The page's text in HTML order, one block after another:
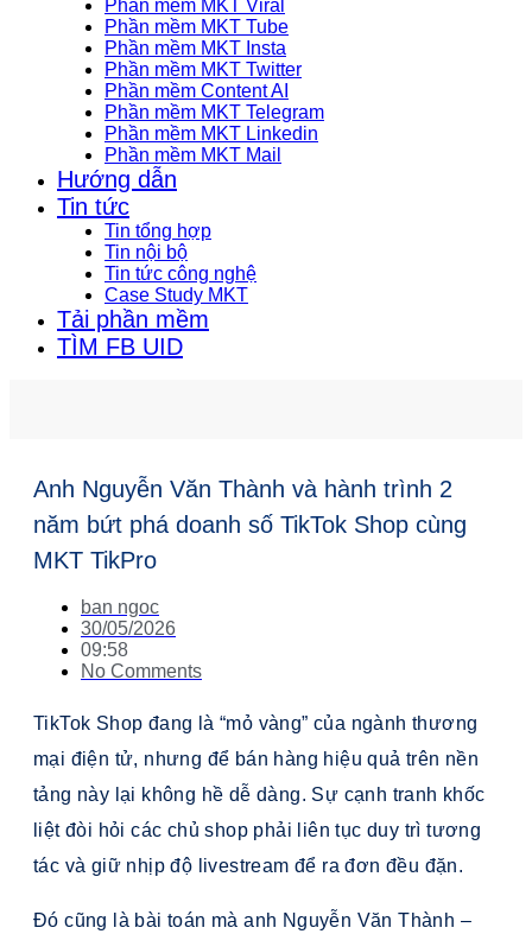
Phần mềm MKT Viral
Phần mềm MKT Tube
Phần mềm MKT Insta
Phần mềm MKT Twitter
Phần mềm Content AI
Phần mềm MKT Telegram
Phần mềm MKT Linkedin
Phần mềm MKT Mail
Hướng dẫn
Tin tức
Tin tổng hợp
Tin nội bộ
Tin tức công nghệ
Case Study MKT
Tải phần mềm
TÌM FB UID
Anh Nguyễn Văn Thành và hành trình 2
năm bứt phá doanh số TikTok Shop cùng
MKT TikPro
ban ngoc
30/05/2026
09:58
No Comments
TikTok Shop đang là “mỏ vàng” của ngành thương
mại điện tử, nhưng để bán hàng hiệu quả trên nền
tảng này lại không hề dễ dàng. Sự cạnh tranh khốc
liệt đòi hỏi các chủ shop phải liên tục duy trì tương
tác và giữ nhịp độ livestream để ra đơn đều đặn.
Đó cũng là bài toán mà anh Nguyễn Văn Thành –